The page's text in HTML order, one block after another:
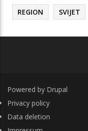
REGION SVIJET
Powered by Drupal
FOOTER
Privacy policy
Data deletion